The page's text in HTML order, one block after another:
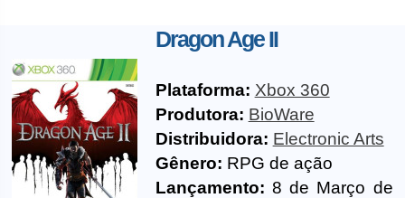
Dragon Age II
Plataforma: Xbox 360
Produtora: BioWare
Distribuidora: Electronic Arts
Gênero: RPG de ação
Lançamento: 8 de Março de